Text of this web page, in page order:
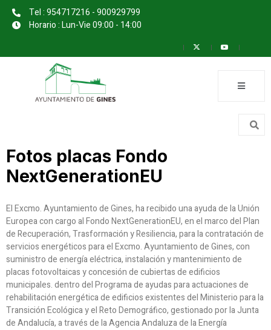
Tel : 954717216 - 900929799
Horario : Lun-Vie 09:00 - 14:00
Fotos placas Fondo
NextGenerationEU
El Excmo. Ayuntamiento de Gines, ha recibido una ayuda de la Unión
Europea con cargo al Fondo NextGenerationEU, en el marco del Plan
de Recuperación, Trasformación y Resiliencia, para la contratación de
servicios energéticos para el Excmo. Ayuntamiento de Gines, con
suministro de energía eléctrica, instalación y mantenimiento de
placas fotovoltaicas y concesión de cubiertas de edificios
municipales. dentro del Programa de ayudas para actuaciones de
rehabilitación energética de edificios existentes del Ministerio para la
Transición Ecológica y el Reto Demográfico, gestionado por la Junta
de Andalucía, a través de la Agencia Andaluza de la Energía